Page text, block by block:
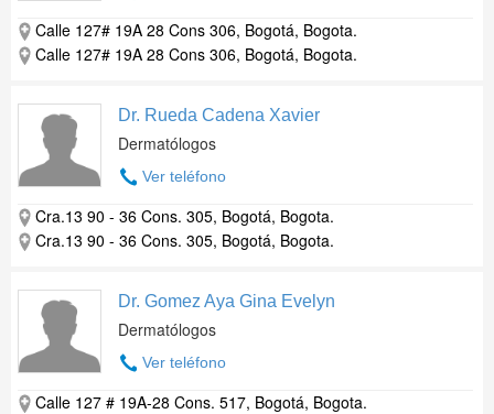
Calle 127# 19A 28 Cons 306, Bogotá, Bogota.
Calle 127# 19A 28 Cons 306, Bogotá, Bogota.
Dr. Rueda Cadena Xavier
Dermatólogos
Ver teléfono
Cra.13 90 - 36 Cons. 305, Bogotá, Bogota.
Cra.13 90 - 36 Cons. 305, Bogotá, Bogota.
Dr. Gomez Aya Gina Evelyn
Dermatólogos
Ver teléfono
Calle 127 # 19A-28 Cons. 517, Bogotá, Bogota.